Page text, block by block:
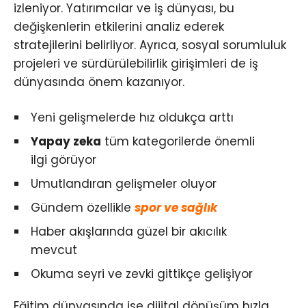
izleniyor. Yatırımcılar ve iş dünyası, bu
değişkenlerin etkilerini analiz ederek
stratejilerini belirliyor. Ayrıca, sosyal sorumluluk
projeleri ve sürdürülebilirlik girişimleri de iş
dünyasında önem kazanıyor.
Yeni gelişmelerde hız oldukça arttı
Yapay zeka tüm kategorilerde önemli
ilgi görüyor
Umutlandıran gelişmeler oluyor
Gündem özellikle spor ve sağlık
Haber akışlarında güzel bir akıcılık
mevcut
Okuma seyri ve zevki gittikçe gelişiyor